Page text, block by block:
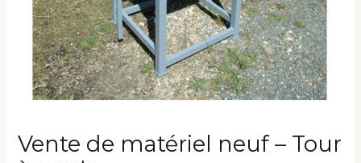
Vente de matériel neuf – Tour